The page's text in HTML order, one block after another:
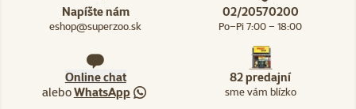
Napíšte nám
eshop@superzoo.sk
02/20570200
Po–Pi 7:00 – 18:00
Online chat
aleboWhatsApp
82 predajní
sme vám blízko